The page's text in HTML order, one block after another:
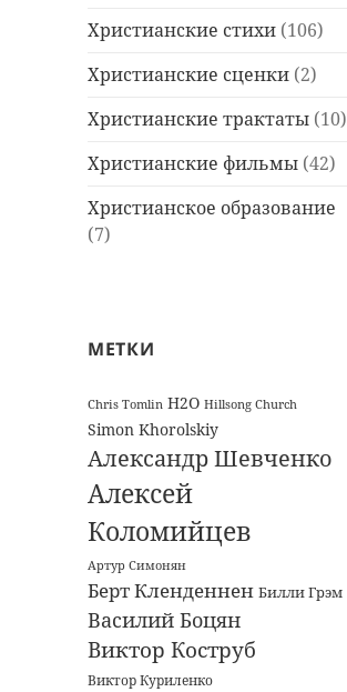
Христианские стихи (106)
Христианские сценки (2)
Христианские трактаты (10)
Христианские фильмы (42)
Христианское образование
(7)
МЕТКИ
Chris Tomlin H2O Hillsong Church
Simon Khorolskiy
Александр Шевченко
Алексей
Коломийцев
Артур Симонян
Берт Кленденнен Билли Грэм
Василий Боцян
Виктор Коструб
Виктор Куриленко